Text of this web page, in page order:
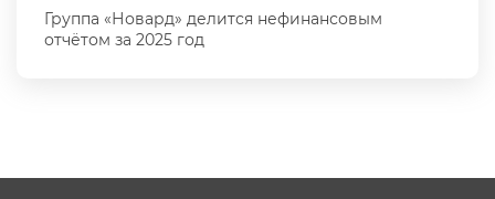
Группа «Новард» делится нефинансовым
отчётом за 2025 год